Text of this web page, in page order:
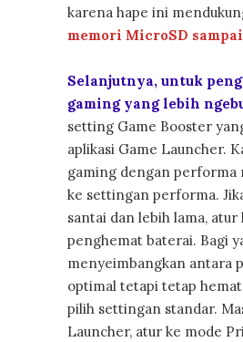
karena hape ini
memori MicroSD sampai
Selanjutnya, untuk
gaming yang lebih
setting Game Booster
aplikasi Game Launcher.
gaming dengan performa
ke settingan performa.
santai dan lebih lama,
penghemat baterai. Bagi
menyeimbangkan antara
optimal tetapi tetap
pilih settingan standar.
Launcher, atur ke mode